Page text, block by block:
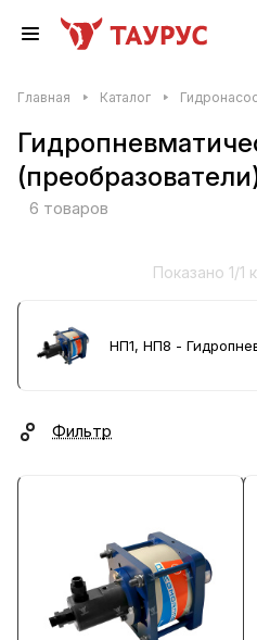
Главная Каталог
6 товаров
Показано 1/1
НП1, НП8 -
Фильтр